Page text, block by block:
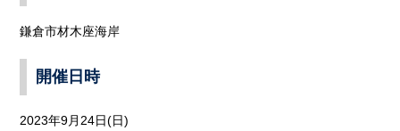
鎌倉市材木座海岸
開催日時
2023年9月24日(日)